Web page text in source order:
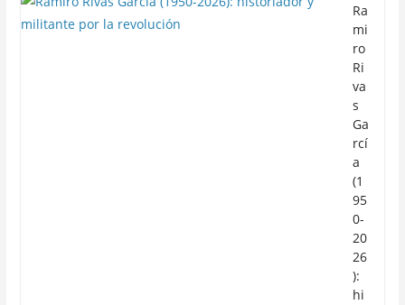
Ra
mi
ro
Ri
va
s
Ga
rcí
a
(1
95
0-
20
26
):
hi